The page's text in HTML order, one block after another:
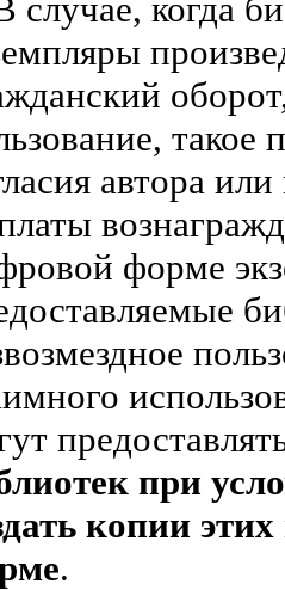
случае, когда
такое
автора
форме
при
копии
.